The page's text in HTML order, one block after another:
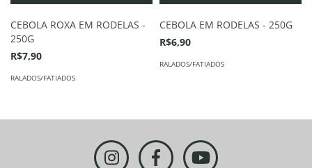
CEBOLA ROXA EM RODELAS -
250G
R$7,90
RALADOS/FATIADOS
CEBOLA EM RODELAS - 250G
R$6,90
RALADOS/FATIADOS